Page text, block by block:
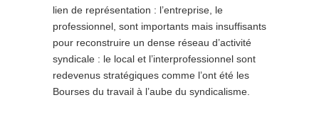
lien de représentation : l’entreprise, le
professionnel, sont importants mais insuffisants
pour reconstruire un dense réseau d’activité
syndicale : le local et l’interprofessionnel sont
redevenus stratégiques comme l’ont été les
Bourses du travail à l’aube du syndicalisme.